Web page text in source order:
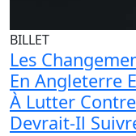
BILLET
Les
En Angleterre
À Lutter
Devrait-Il